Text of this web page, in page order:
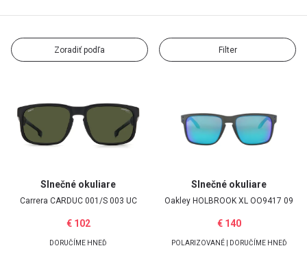
E-mailová adresa
Zoradiť podľa Filter
Slnečné okuliare
Carrera CARDUC 001/S 003 UC
€ 102
DORUČÍME HNEĎ
Slnečné okuliare
Oakley HOLBROOK XL OO9417 09
€ 140
POLARIZOVANÉ | DORUČÍME HNEĎ